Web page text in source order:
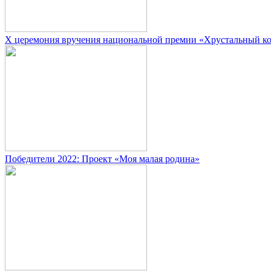
X церемония вручения национальной премии «Хрустальный
Победители 2022: Проект «Моя малая родина»